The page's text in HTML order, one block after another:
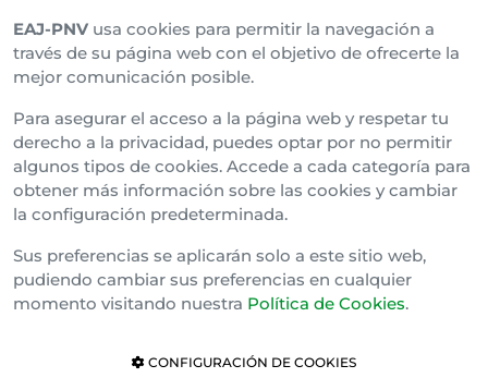
Araba Buru Batzar
Bizkai Buru Batzar
Gipuzko Buru Batzar
Ipar Buru Batzar
Napar Buru Batzar
EAJ-PNV usa cookies para permitir la navegación a
través de su página web con el objetivo de ofrecerte la
mejor comunicación posible.
Para asegurar el acceso a la página web y respetar tu
derecho a la privacidad, puedes optar por no permitir
algunos tipos de cookies. Accede a cada categoría para
obtener más información sobre las cookies y cambiar
la configuración predeterminada.
Sus preferencias se aplicarán solo a este sitio web,
pudiendo cambiar sus preferencias en cualquier
momento visitando nuestra Política de Cookies.
CONFIGURACIÓN DE COOKIES